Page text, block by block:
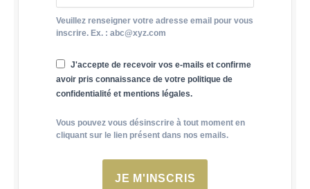
Veuillez renseigner votre adresse email pour vous
inscrire. Ex. : abc@xyz.com
J'accepte de recevoir vos e-mails et confirme
avoir pris connaissance de votre politique de
confidentialité et mentions légales.
Vous pouvez vous désinscrire à tout moment en
cliquant sur le lien présent dans nos emails.
JE M'INSCRIS